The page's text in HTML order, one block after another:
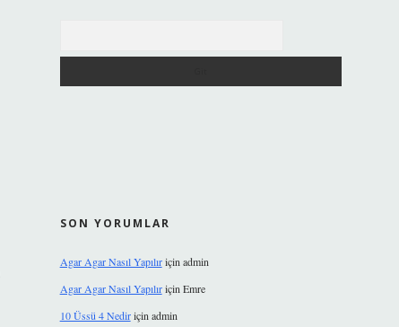
SON YORUMLAR
Agar Agar Nasıl Yapılıriçin admin
Agar Agar Nasıl Yapılıriçin Emre
10 Üssü 4 Nediriçin admin